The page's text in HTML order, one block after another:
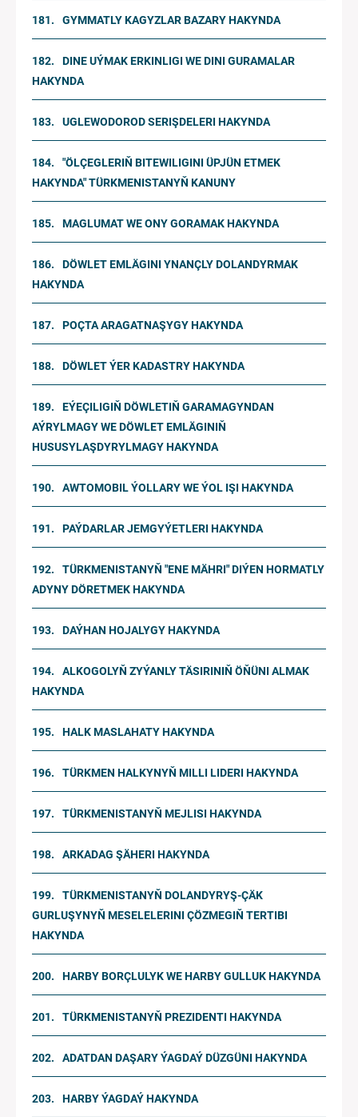
GYMMATLY KAGYZLAR BAZARY HAKYNDA
DINE UÝMAK ERKINLIGI WE DINI GURAMALAR
HAKYNDA
UGLEWODOROD SERIŞDELERI HAKYNDA
"ÖLÇEGLERIŇ BITEWILIGINI ÜPJÜN ETMEK
HAKYNDA" TÜRKMENISTANYŇ KANUNY
MAGLUMAT WE ONY GORAMAK HAKYNDA
DÖWLET EMLÄGINI YNANÇLY DOLANDYRMAK
HAKYNDA
POÇTA ARAGATNAŞYGY HAKYNDA
DÖWLET ÝER KADASTRY HAKYNDA
EÝEÇILIGIŇ DÖWLETIŇ GARAMAGYNDAN
AÝRYLMAGY WE DÖWLET EMLÄGINIŇ
HUSUSYLAŞDYRYLMAGY HAKYNDA
AWTOMOBIL ÝOLLARY WE ÝOL IŞI HAKYNDA
PAÝDARLAR JEMGYÝETLERI HAKYNDA
TÜRKMENISTANYŇ "ENE MÄHRI" DIÝEN HORMATLY
ADYNY DÖRETMEK HAKYNDA
DAÝHAN HOJALYGY HAKYNDA
ALKOGOLYŇ ZYÝANLY TÄSIRINIŇ ÖŇÜNI ALMAK
HAKYNDA
HALK MASLAHATY HAKYNDA
TÜRKMEN HALKYNYŇ MILLI LIDERI HAKYNDA
TÜRKMENISTANYŇ MEJLISI HAKYNDA
ARKADAG ŞÄHERI HAKYNDA
TÜRKMENISTANYŇ DOLANDYRYŞ-ÇÄK
GURLUŞYNYŇ MESELELERINI ÇÖZMEGIŇ TERTIBI
HAKYNDA
HARBY BORÇLULYK WE HARBY GULLUK HAKYNDA
TÜRKMENISTANYŇ PREZIDENTI HAKYNDA
ADATDAN DAŞARY ÝAGDAÝ DÜZGÜNI HAKYNDA
HARBY ÝAGDAÝ HAKYNDA